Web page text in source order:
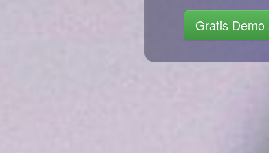
Gratis Demo